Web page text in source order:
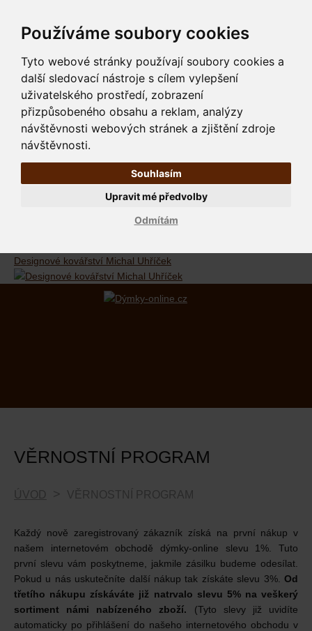
Používáme soubory cookies
Tyto webové stránky používají soubory cookies a
další sledovací nástroje s cílem vylepšení
uživatelského prostředí, zobrazení
přizpůsobeného obsahu a reklam, analýzy
návštěvnosti webových stránek a zjištění zdroje
návštěvnosti.
Souhlasím
Odmítám
Upravit mé předvolby
Designové kovářství Michal Uhříček
VĚRNOSTNÍ PROGRAM
ÚVOD VĚRNOSTNÍ PROGRAM
Každý nově zaregistrovaný zákazník získá na první nákup v
našem internetovém obchodě dýmky-online slevu 1%. Tuto
první slevu vám poskytneme, jakmile zásilku budeme odesílat.
Pokud u nás uskutečníte další nákup tak získáte slevu 3%. Od
třetího nákupu získáváte již natrvalo slevu 5% na veškerý
sortiment námi nabízeného zboží. (Tyto slevy již uvidíte
automaticky po přihlášení do našeho internetového obchodu v